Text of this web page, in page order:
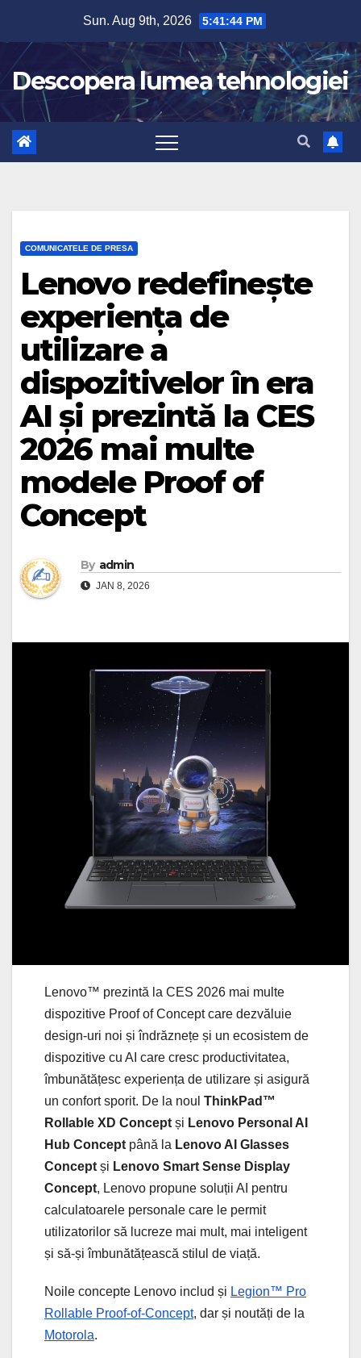
content
Sun. Aug 9th, 2026 5:41:45 PM
Descopera lumea tehnologiei
COMUNICATELE DE PRESA
Lenovo redefinește
experiența de
utilizare a
dispozitivelor în era
AI și prezintă la CES
2026 mai multe
modele Proof of
Concept
By admin
JAN 8, 2026
Lenovo™ prezintă la CES 2026 mai multe
dispozitive Proof of Concept care dezvăluie
design-uri noi și îndrăznețe și un ecosistem de
dispozitive cu AI care cresc productivitatea,
îmbunătățesc experiența de utilizare și asigură
un confort sporit. De la noul ThinkPad™
Rollable XD Conceptși Lenovo Personal AI
Hub Conceptpână la Lenovo AI Glasses
Conceptși Lenovo Smart Sense Display
Concept, Lenovo propune soluții AI pentru
calculatoarele personale care le permit
utilizatorilor să lucreze mai mult, mai inteligent
și să-și îmbunătățească stilul de viață.
Noile concepte Lenovo includ și Legion™ Pro
Rollable Proof-of-Concept, dar și noutăți de la
Motorola.